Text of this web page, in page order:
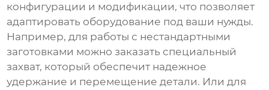
конфигурации и модификации, что позволяет
адаптировать оборудование под ваши нужды.
Например, для работы с нестандартными
заготовками можно заказать специальный
захват, который обеспечит надежное
удержание и перемещение детали. Или для